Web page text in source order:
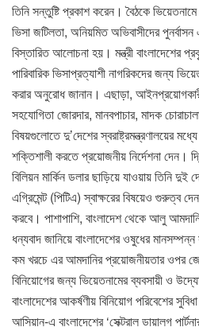
তিনি সন্তুষ্টি প্রকাশ করেন। বৈঠকে
ভিসা জটিলতা, অনিয়মিত অভিবাসীদের
বিস্তারিত আলোচনা হয়। মন্ত্রী বাংলাদেশের
পারিবারিক ভিসাপ্রত্যাশী নাগরিকদের জন্য
করার অনুরোধ জানান। এছাড়া,
সহযোগিতা জোরদার, মানবপাচার, মাদক
বিষয়গুলোতে দু’দেশের স্বরাষ্ট্রমন্ত্রণালয়ের
শক্তিশালী করতে প্রয়োজনীয় নির্দেশনা দেন।
বিলিয়ন মার্কিন ডলার ছাড়িয়ে যাওয়ায় তিনি দুই
এগ্রিমেন্ট (পিটিএ) স্বাক্ষরের বিষয়েও গুরুত্ব
করবে। পাশাপাশি, বাংলাদেশ থেকে আলু
ধন্যবাদ জানিয়ে বাংলাদেশের ওষুধের
কম খরচে এর আমদানির প্রয়োজনীয়তার ওপর
বিনিয়োগের জন্য ভিয়েতনামের ব্যবসায়ী ও
বাংলাদেশের আকর্ষণীয় বিনিয়োগ পরিবেশের
আসিয়ান-এ বাংলাদেশের ‘সেক্টরাল ডায়ালগ